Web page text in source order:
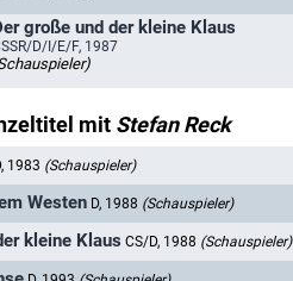
große und der kleine Klaus
D/I/E/F, 1987
mit Stefan Reck
1983 (Schauspieler)
Westen D, 1988 (Schauspieler)
kleine Klaus CS/D, 1988 (Schauspieler)